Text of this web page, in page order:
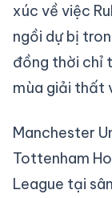
xúc về việc
ngồi dự bị
đồng thời chỉ
mùa giải thất
Manchester
Tottenham
League tại